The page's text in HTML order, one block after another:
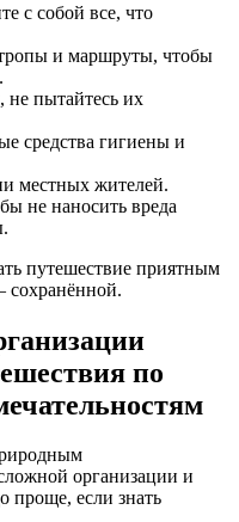
с собой все, что
и маршруты, чтобы
пытайтесь их
средства гигиены и
местных жителей.
не наносить вреда
путешествие приятным
сохранённой.
по
организации и
проще, если знать